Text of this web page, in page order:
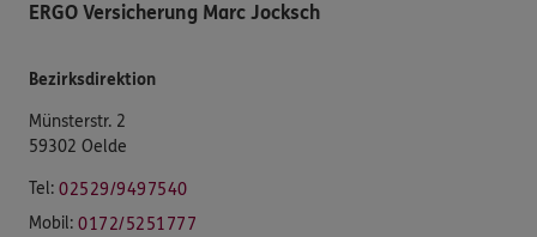
ERGO Versicherung Marc Jocksch
Bezirksdirektion
Münsterstr. 2
59302 Oelde
Tel: 02529/9497540
Mobil: 0172/5251777